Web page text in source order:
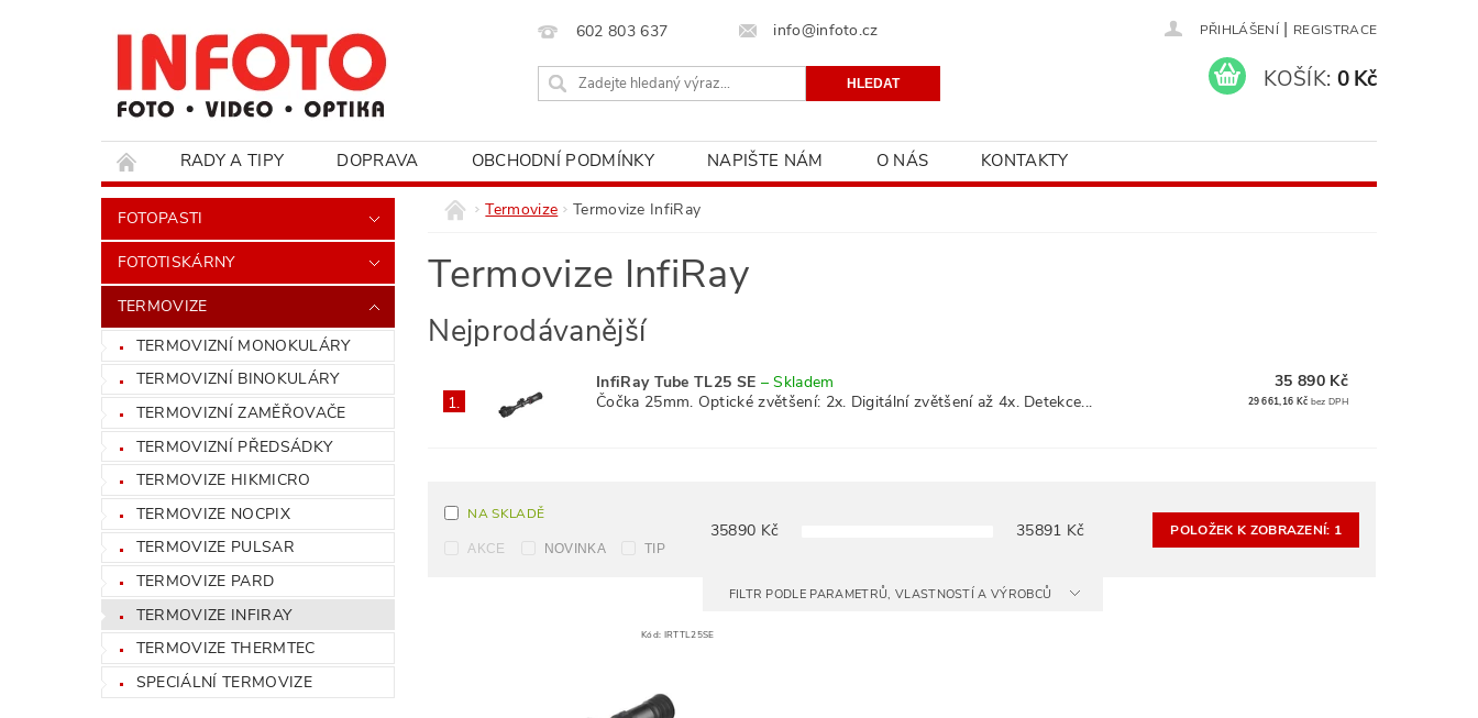
602 803 637 info@infoto.cz PŘIHLÁŠENÍ | REGISTRACE
KOŠÍK: 0 Kč
RADY A TIPY DOPRAVA OBCHODNÍ PODMÍNKY NAPIŠTE NÁM O NÁS
KONTAKTY
HODNOCENÍ OBCHODU
FOTOPASTI
FOTOTISKÁRNY
TERMOVIZE
TERMOVIZNÍ MONOKULÁRY
TERMOVIZNÍ BINOKULÁRY
TERMOVIZNÍ ZAMĚŘOVAČE
TERMOVIZNÍ PŘEDSÁDKY
TERMOVIZE HIKMICRO
TERMOVIZE NOCPIX
TERMOVIZE PULSAR
TERMOVIZE PARD
TERMOVIZE INFIRAY
TERMOVIZE THERMTEC
SPECIÁLNÍ TERMOVIZE
Termovize Termovize InfiRay
Termovize InfiRay
Nejprodávanější
1.
InfiRay Tube TL25 SE –Skladem
Čočka 25mm. Optické zvětšení: 2x. Digitální zvětšení až 4x. Detekce...
35 890 Kč
29 661,16 Kč bez DPH
NA SKLADĚ
AKCE NOVINKA TIP
35890 Kč 35891 Kč POLOŽEK K ZOBRAZENÍ: 1
FILTR PODLE PARAMETRŮ, VLASTNOSTÍ A VÝROBCŮ
Kód: IRTTL25SE